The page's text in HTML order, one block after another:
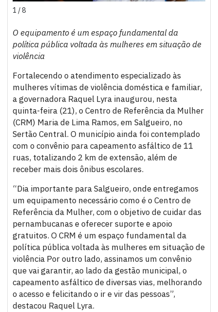
1 / 8
O equipamento é um espaço fundamental da
política pública voltada às mulheres em situação de
violência
Fortalecendo o atendimento especializado às
mulheres vítimas de violência doméstica e familiar,
a governadora Raquel Lyra inaugurou, nesta
quinta-feira (21), o Centro de Referência da Mulher
(CRM) Maria de Lima Ramos, em Salgueiro, no
Sertão Central. O município ainda foi contemplado
com o convênio para capeamento asfáltico de 11
ruas, totalizando 2 km de extensão, além de
receber mais dois ônibus escolares.
“Dia importante para Salgueiro, onde entregamos
um equipamento necessário como é o Centro de
Referência da Mulher, com o objetivo de cuidar das
pernambucanas e oferecer suporte e apoio
gratuitos. O CRM é um espaço fundamental da
política pública voltada às mulheres em situação de
violência Por outro lado, assinamos um convênio
que vai garantir, ao lado da gestão municipal, o
capeamento asfáltico de diversas vias, melhorando
o acesso e felicitando o ir e vir das pessoas”,
destacou Raquel Lyra.